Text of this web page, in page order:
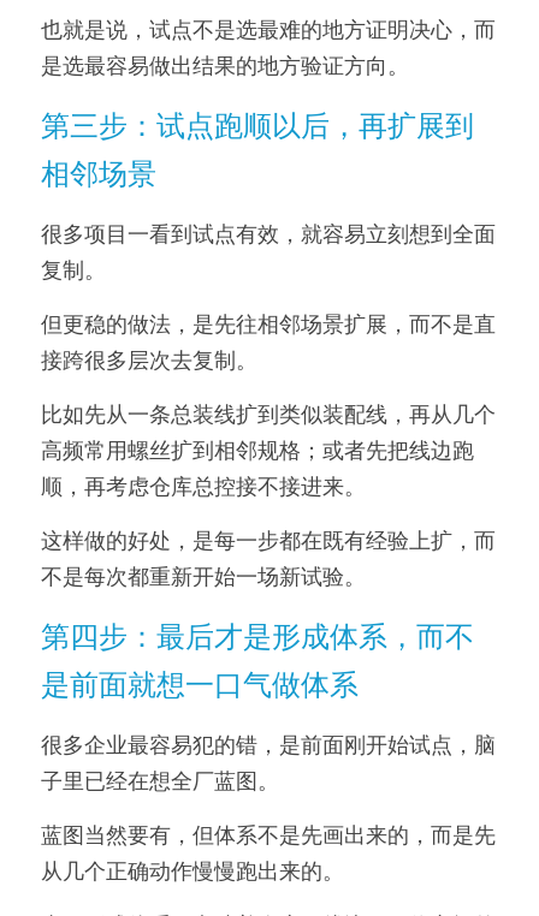
也就是说，试点不是选最难的地方证明决心，而
是选最容易做出结果的地方验证方向。
第三步：试点跑顺以后，再扩展到
相邻场景
很多项目一看到试点有效，就容易立刻想到全面
复制。
但更稳的做法，是先往相邻场景扩展，而不是直
接跨很多层次去复制。
比如先从一条总装线扩到类似装配线，再从几个
高频常用螺丝扩到相邻规格；或者先把线边跑
顺，再考虑仓库总控接不接进来。
这样做的好处，是每一步都在既有经验上扩，而
不是每次都重新开始一场新试验。
第四步：最后才是形成体系，而不
是前面就想一口气做体系
很多企业最容易犯的错，是前面刚开始试点，脑
子里已经在想全厂蓝图。
蓝图当然要有，但体系不是先画出来的，而是先
从几个正确动作慢慢跑出来的。